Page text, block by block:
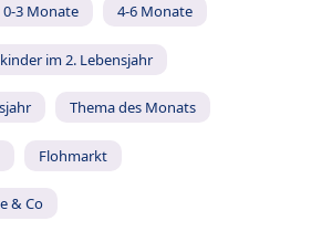
0-3 Monate 4-6 Monate
im 2. Lebensjahr
Thema des Monats
Flohmarkt
& Co